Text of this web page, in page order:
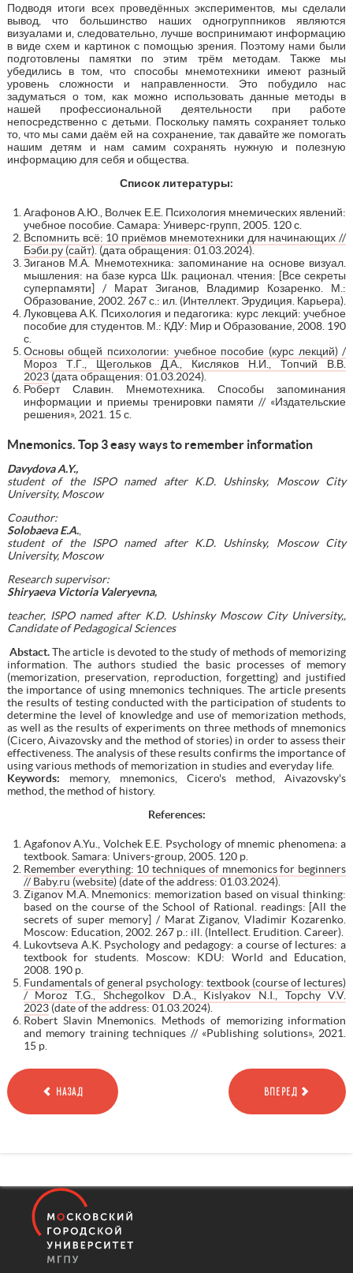
Подводя итоги всех проведённых экспериментов, мы сделали
вывод, что большинство наших одногруппников являются
визуалами и, следовательно, лучше воспринимают информацию
в виде схем и картинок с помощью зрения. Поэтому нами были
подготовлены памятки по этим трём методам. Также мы
убедились в том, что способы мнемотехники имеют разный
уровень сложности и направленности. Это побудило нас
задуматься о том, как можно использовать данные методы в
нашей профессиональной деятельности при работе
непосредственно с детьми. Поскольку память сохраняет только
то, что мы сами даём ей на сохранение, так давайте же помогать
нашим детям и нам самим сохранять нужную и полезную
информацию для себя и общества.
Список литературы:
Агафонов А.Ю., Волчек Е.Е. Психология мнемических явлений:
учебное пособие. Самара: Универс-групп, 2005. 120 с.
Вспомнить всё: 10 приёмов мнемотехники для начинающих //
Бэби.ру (сайт). (дата обращения: 01.03.2024).
Зиганов М.А. Мнемотехника: запоминание на основе визуал.
мышления: на базе курса Шк. рационал. чтения: [Все секреты
суперпамяти] / Марат Зиганов, Владимир Козаренко. М.:
Образование, 2002. 267 с.: ил. (Интеллект. Эрудиция. Карьера).
Луковцева А.К. Психология и педагогика: курс лекций: учебное
пособие для студентов. М.: КДУ: Мир и Образование, 2008. 190
с.
Основы общей психологии: учебное пособие (курс лекций) /
Мороз Т.Г., Щегольков Д.А., Кисляков Н.И., Топчий В.В.
2023(дата обращения: 01.03.2024).
Роберт Славин. Мнемотехника. Способы запоминания
информации и приемы тренировки памяти // «Издательские
решения», 2021. 15 с.
Mnemonics. Top 3 easy ways to remember information
Davydova A.Y.,
student
of the ISPO named after K.D. Ushinsky, Moscow
City
University, Moscow
Coauthor:
Solobaeva E.A.,
student of the ISPO named after K.D. Ushinsky, Moscow City
University, Moscow
Research supervisor:
Shiryaeva Victoria Valeryevna,
teacher, ISPO named after K.D. Ushinsky Moscow City University,,
Candidate of Pedagogical Sciences
Abstact.The article is devoted to the study of methods of memorizing
information. The authors studied the basic processes of memory
(memorization, preservation, reproduction, forgetting) and justified
the importance of using mnemonics techniques. The article presents
the results of testing conducted with the participation of students to
determine the level of knowledge and use of memorization methods,
as well as the results of experiments on three methods of mnemonics
(Cicero, Aivazovsky and the method of stories) in order to assess their
effectiveness. The analysis of these results confirms the importance of
using various methods of memorization in studies and everyday life.
Keywords: memory, mnemonics, Cicero's method, Aivazovsky's
method, the method of history.
References:
Agafonov A.Yu., Volchek E.E. Psychology of mnemic phenomena: a
textbook. Samara: Univers-group, 2005. 120 p.
Remember everything: 10 techniques of mnemonics for beginners
// Baby.ru (website)(date of the address: 01.03.2024).
Ziganov M.A. Mnemonics: memorization based on visual thinking:
based on the course of the School of Rational. readings: [All the
secrets of super memory] / Marat Ziganov, Vladimir Kozarenko.
Moscow: Education, 2002. 267 p.: ill. (Intellect. Erudition. Career).
Lukovtseva A.K. Psychology and pedagogy: a course of lectures: a
textbook for students. Moscow: KDU: World and Education,
2008. 190 p.
Fundamentals of general psychology: textbook (course of lectures)
/ Moroz T.G., Shchegolkov D.A., Kislyakov N.I., Topchy V.V.
2023(date of the address: 01.03.2024).
Robert Slavin Mnemonics. Methods of memorizing information
and memory training techniques // «Publishing solutions», 2021.
15 p.
НАЗАД ВПЕРЕД